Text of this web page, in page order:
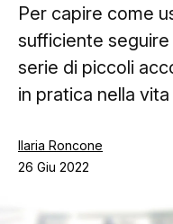
Contatti
Per capire come
sufficiente
serie di piccoli
in pratica nella
Ilaria Roncone
26 Giu 2022